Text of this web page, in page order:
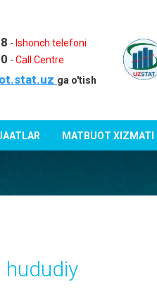
- Ishonch telefoni
-Call Centre
ga o'tish
MATBUOT XIZMATI
hududiy